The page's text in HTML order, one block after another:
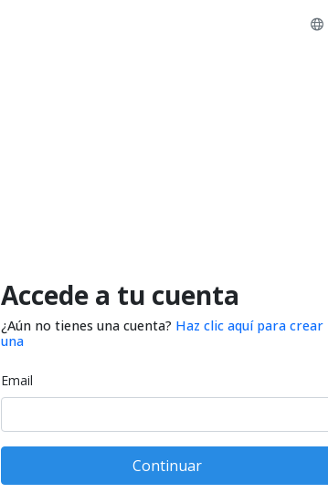
Accede a tu cuenta
¿Aún no tienes una cuenta? Haz clic aquí para crear
una
Email
Continuar